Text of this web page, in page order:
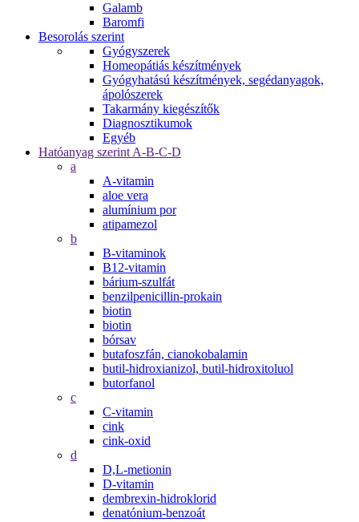
Galamb
Baromfi
Besorolás szerint
Gyógyszerek
Homeopátiás készítmények
Gyógyhatású készítmények, segédanyagok,
ápolószerek
Takarmány kiegészítők
Diagnosztikumok
Egyéb
Hatóanyag szerint A-B-C-D
a
A-vitamin
aloe vera
alumínium por
atipamezol
b
B-vitaminok
B12-vitamin
bárium-szulfát
benzilpenicillin-prokain
biotin
biotin
bórsav
butafoszfán, cianokobalamin
butil-hidroxianizol, butil-hidroxitoluol
butorfanol
c
C-vitamin
cink
cink-oxid
d
D,L-metionin
D-vitamin
dembrexin-hidroklorid
denatónium-benzoát